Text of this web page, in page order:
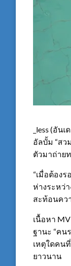
_less (อัน
อัลบั้ม “สว
ตัวมาถ่าย
“เมื่อต้อง
ห่างระหว่
สะท้อนคว
เนื้อหา
ฐานะ “คน
เหตุใดคน
ยาวนาน